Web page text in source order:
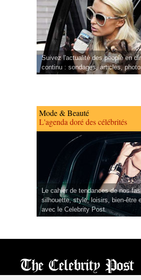
Suivez l'actualité des people en
continu : sondages, articles,
Mode & Beauté
L'agenda doré des célébrités
Le cahier de tendances de nos
silhouette, style, loisirs, bien-être
avec le Celebrity Post.